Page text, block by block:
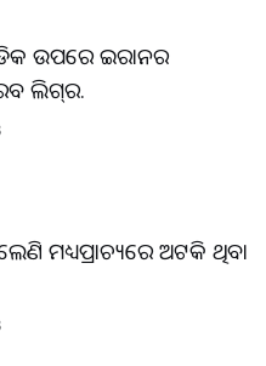
ଉପରେ ଇରାନର
ଲିଗ୍‌ର.
ମଧ୍ୟପ୍ରାଚ୍ୟରେ ଅଟକି ଥିବା